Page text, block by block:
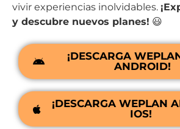
vivir experiencias inolvidables.
y descubre nuevos planes! 😃
¡DESCARGA
ANDROID!
¡DESCARGA WEPLAN
IOS!